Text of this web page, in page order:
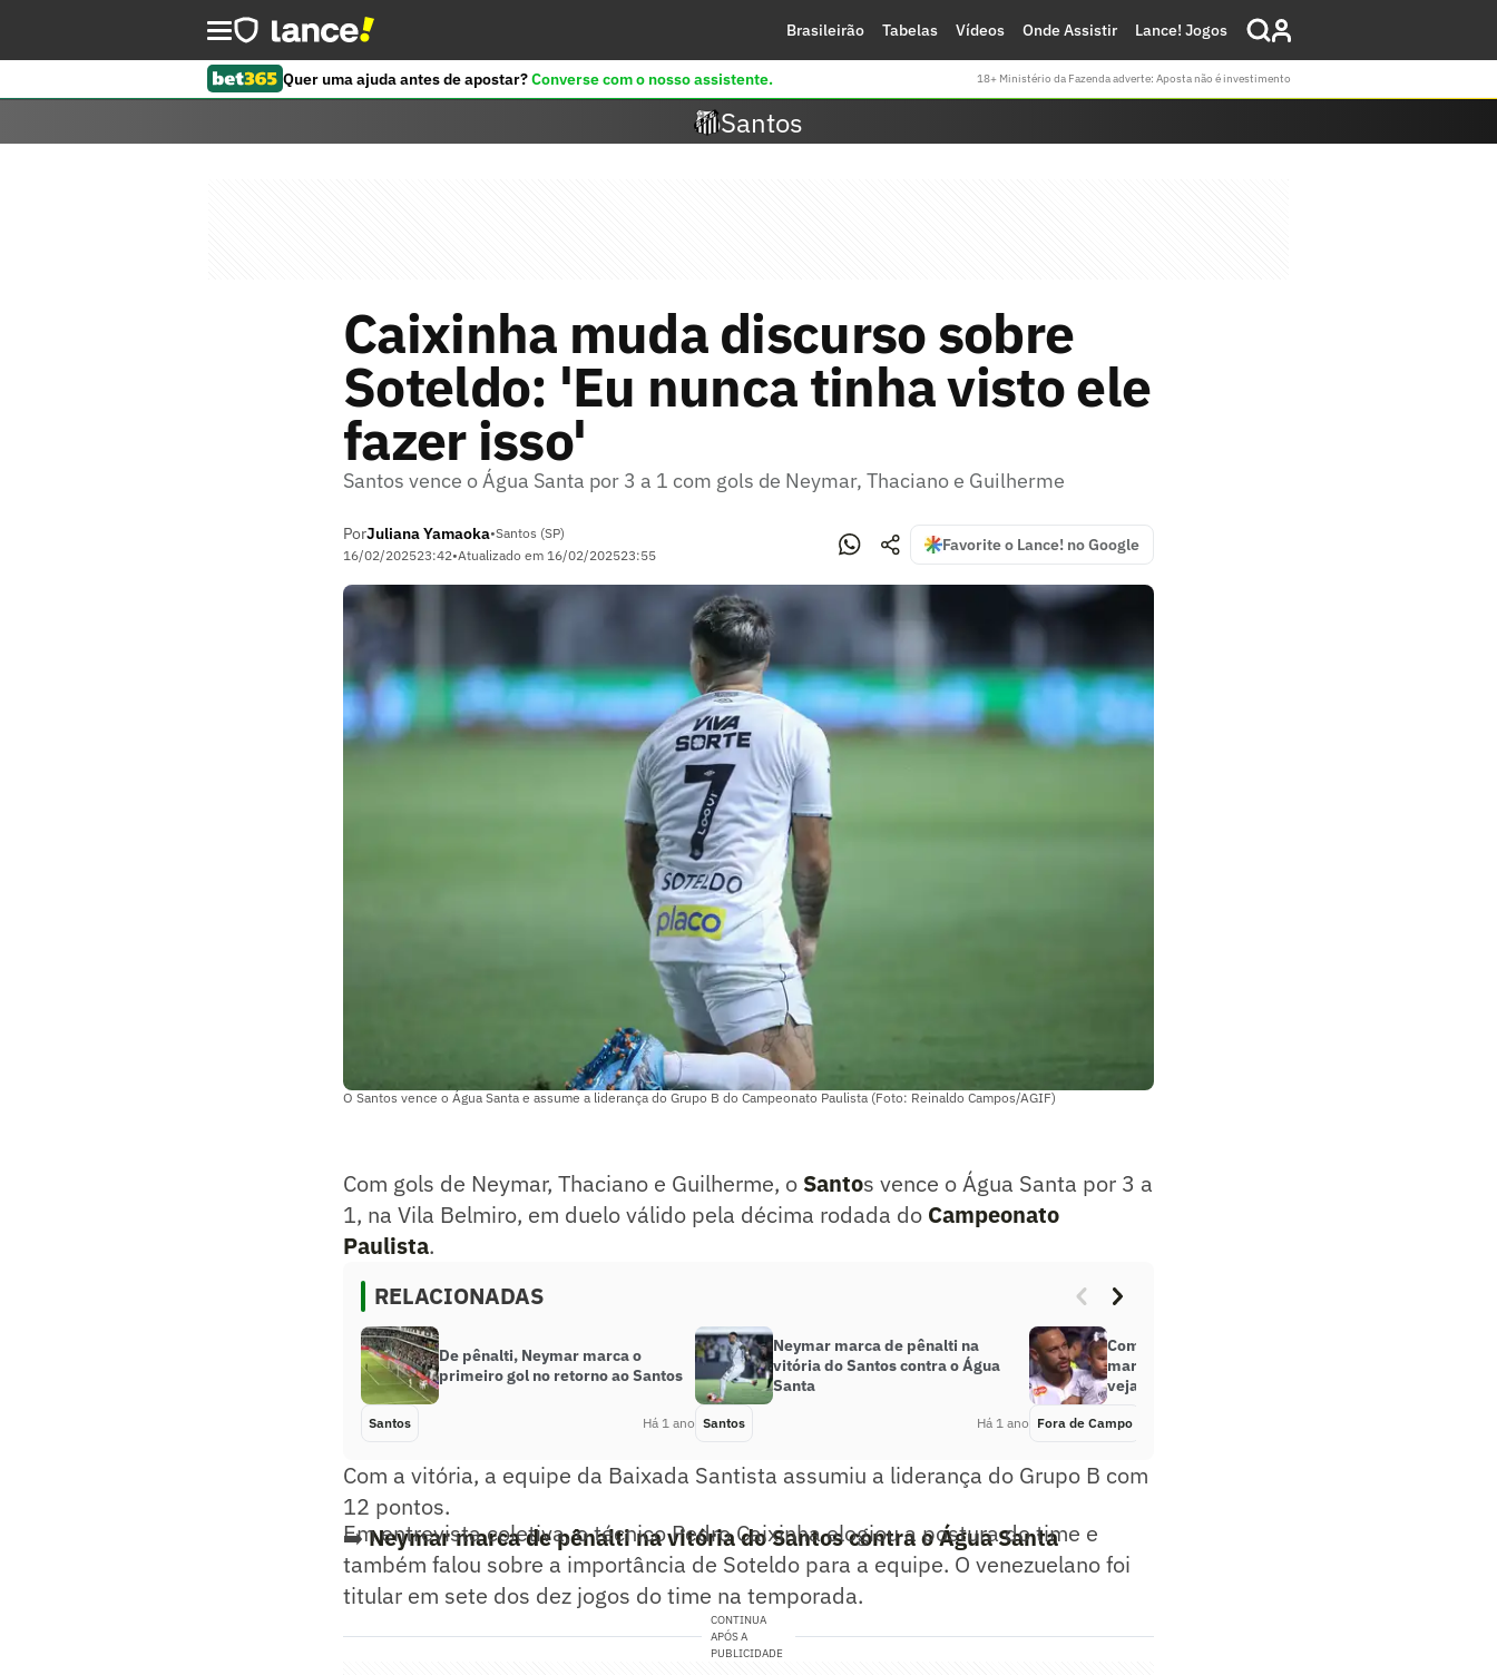
Brasileirão Tabelas Vídeos Onde Assistir Lance! Jogos
Quer uma ajuda antes de apostar?Converse com o nosso assistente. 18+ Ministério da Fazenda adverte: Aposta não é investimento
Santos
Caixinha muda discurso sobre
Soteldo: 'Eu nunca tinha visto ele
fazer isso'
Santos vence o Água Santa por 3 a 1 com gols de Neymar, Thaciano e Guilherme
PorJuliana Yamaoka•Santos (SP)
16/02/202523:42•Atualizado em 16/02/202523:55
Favorite o Lance! no Google
O Santos vence o Água Santa e assume a liderança do Grupo B do Campeonato Paulista (Foto: Reinaldo Campos/AGIF)
Com gols de Neymar, Thaciano e Guilherme, o Santos vence o Água Santa por 3 a
1, na Vila Belmiro, em duelo válido pela décima rodada do Campeonato
Paulista.
RELACIONADAS
De pênalti, Neymar marca o
primeiro gol no retorno ao Santos
Santos Há 1 ano
Neymar marca de pênalti na
vitória do Santos contra o Água
Santa
Santos Há 1 ano
Com amuleto Mavie, Neymar
marca primeiro gol pelo Santos;
veja
Fora de Campo
Com a vitória, a equipe da Baixada Santista assumiu a liderança do Grupo B com
12 pontos.
➡️Neymar marca de pênalti na vitória do Santos contra o Água Santa
Em entrevista coletiva, o técnico Pedro Caixinha elogiou a postura do time e
também falou sobre a importância de Soteldo para a equipe. O venezuelano foi
titular em sete dos dez jogos do time na temporada.
CONTINUA
APÓS A
PUBLICIDADE